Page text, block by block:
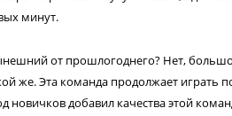
минут.
от прошлогоднего? Нет,
же. Эта команда продолжает играть
новичков добавил качества этой